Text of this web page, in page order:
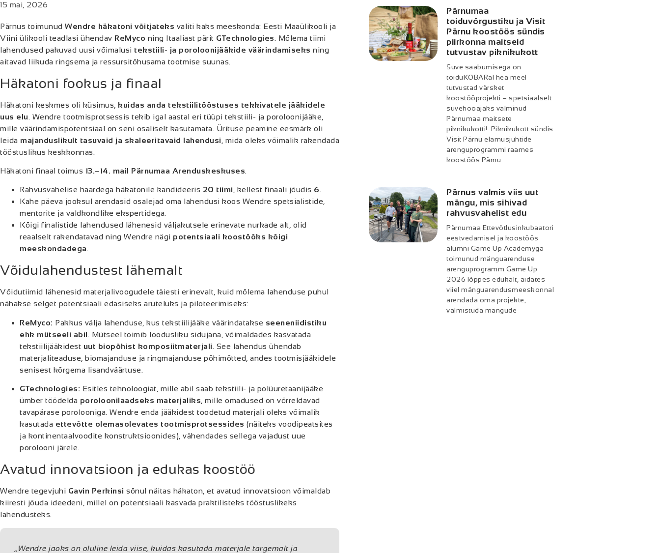
15 mai, 2026
Pärnus toimunud Wendre häkatoni võitjateks valiti kaks meeskonda: Eesti Maaülikooli ja
Viini ülikooli teadlasi ühendav ReMyco ning Itaaliast pärit GTechnologies. Mõlema tiimi
lahendused pakuvad uusi võimalusi tekstiili- ja poroloonijääkide väärindamiseks ning
aitavad liikuda ringsema ja ressursitõhusama tootmise suunas.
Häkatoni fookus ja finaal
Häkatoni keskmes oli küsimus, kuidas anda tekstiilitööstuses tekkivatele jääkidele
uus elu. Wendre tootmisprotsessis tekib igal aastal eri tüüpi tekstiili- ja poroloonijääke,
mille väärindamispotentsiaal on seni osaliselt kasutamata. Ürituse peamine eesmärk oli
leida majanduslikult tasuvaid ja skaleeritavaid lahendusi , mida oleks võimalik rakendada
tööstuslikus keskkonnas.
Häkatoni finaal toimus 13.–14. mail Pärnumaa Arenduskeskuses.
Rahvusvahelise haardega häkatonile kandideeris 20 tiimi, kellest finaali jõudis 6.
Kahe päeva jooksul arendasid osalejad oma lahendusi koos Wendre spetsialistide,
mentorite ja valdkondlike ekspertidega.
Kõigi finalistide lahendused lähenesid väljakutsele erinevate nurkade alt, olid
reaalselt rakendatavad ning Wendre nägi potentsiaali koostööks kõigi
meeskondadega.
Võidulahendustest lähemalt
Võidutiimid lähenesid materjalivoogudele täiesti erinevalt, kuid mõlema lahenduse puhul
nähakse selget potentsiaali edasiseks aruteluks ja piloteerimiseks:
ReMyco: Pakkus välja lahenduse, kus tekstiilijääke väärindatakse seeneniidistiku
ehk mütseeli abil. Mütseel toimib loodusliku sidujana, võimaldades kasvatada
tekstiilijääkidest uut biopõhist komposiitmaterjali. See lahendus ühendab
materjaliteaduse, biomajanduse ja ringmajanduse põhimõtted, andes tootmisjääkidele
senisest kõrgema lisandväärtuse.
GTechnologies: Esitles tehnoloogiat, mille abil saab tekstiili- ja polüuretaanijääke
ümber töödelda poroloonilaadseks materjaliks , mille omadused on võrreldavad
tavapärase porolooniga. Wendre enda jääkidest toodetud materjali oleks võimalik
kasutada ettevõtte olemasolevates tootmisprotsessides (näiteks voodipeatsites
ja kontinentaalvoodite konstruktsioonides), vähendades sellega vajadust uue
porolooni järele.
Avatud innovatsioon ja edukas koostöö
Wendre tegevjuhi Gavin Perkinsi sõnul näitas häkaton, et avatud innovatsioon võimaldab
kiiresti jõuda ideedeni, millel on potentsiaali kasvada praktilisteks tööstuslikeks
lahendusteks.
Wendre jaoks on oluline leida viise, kuidas kasutada materjale targemalt ja
Pärnumaa
toiduvõrgustiku ja Visit
Pärnu koostöös sündis
piirkonna maitseid
tutvustav piknikukott
Suve saabumisega on
toiduKOBARal hea meel
tutvustad värsket
koostööprojekti – spetsiaalselt
suvehooajaks valminud
Pärnumaa maitsete
piknikukotti! Piknikukott sündis
Visit Pärnu elamusjuhtide
arenguprogrammi raames
koostöös Pärnu
Pärnus valmis viis uut
mängu, mis sihivad
rahvusvahelist edu
Pärnumaa Ettevõtlusinkubaatori
eestvedamisel ja koostöös
alumni Game Up Academyga
toimunud mänguarenduse
arenguprogramm Game Up
2026 lõppes edukalt, aidates
viiel mänguarendusmeeskonnal
arendada oma projekte,
valmistuda mängude